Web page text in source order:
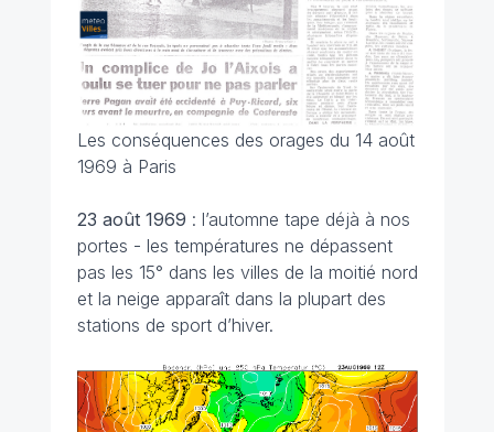
Les conséquences des orages du 14 août
1969 à Paris
23 août 1969 : l’automne tape déjà à nos
portes - les températures ne dépassent
pas les 15° dans les villes de la moitié nord
et la neige apparaît dans la plupart des
stations de sport d’hiver.